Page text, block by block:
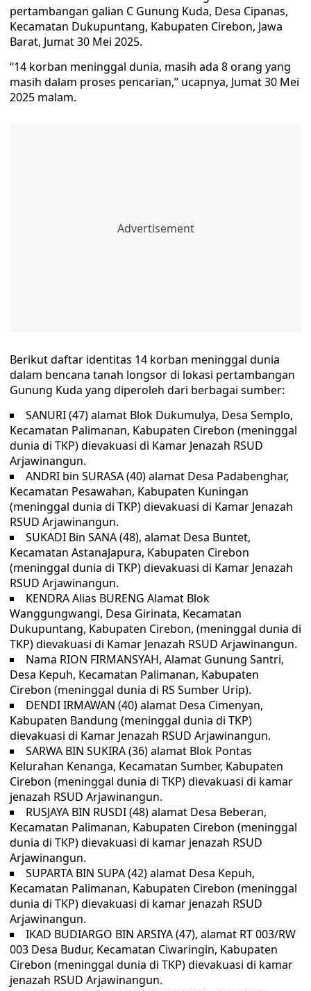
pertambangan galian C Gunung Kuda, Desa Cipanas,
Kecamatan Dukupuntang, Kabupaten Cirebon, Jawa
Barat, Jumat 30 Mei 2025.
“14 korban meninggal dunia, masih ada 8 orang yang
masih dalam proses pencarian,” ucapnya, Jumat 30 Mei
2025 malam.
Berikut daftar identitas 14 korban meninggal dunia
dalam bencana tanah longsor di lokasi pertambangan
Gunung Kuda yang diperoleh dari berbagai sumber:
SANURI (47) alamat Blok Dukumulya, Desa Semplo,
Kecamatan Palimanan, Kabupaten Cirebon (meninggal
dunia di TKP) dievakuasi di Kamar Jenazah RSUD
Arjawinangun.
ANDRI bin SURASA (40) alamat Desa Padabenghar,
Kecamatan Pesawahan, Kabupaten Kuningan
(meninggal dunia di TKP) dievakuasi di Kamar Jenazah
RSUD Arjawinangun.
SUKADI Bin SANA (48), alamat Desa Buntet,
Kecamatan AstanaJapura, Kabupaten Cirebon
(meninggal dunia di TKP) dievakuasi di Kamar Jenazah
RSUD Arjawinangun.
KENDRA Alias BURENG Alamat Blok
Wanggungwangi, Desa Girinata, Kecamatan
Dukupuntang, Kabupaten Cirebon, (meninggal dunia di
TKP) dievakuasi di Kamar Jenazah RSUD Arjawinangun.
Nama RION FIRMANSYAH, Alamat Gunung Santri,
Desa Kepuh, Kecamatan Palimanan, Kabupaten
Cirebon (meninggal dunia di RS Sumber Urip).
DENDI IRMAWAN (40) alamat Desa Cimenyan,
Kabupaten Bandung (meninggal dunia di TKP)
dievakuasi di Kamar Jenazah RSUD Arjawinangun.
SARWA BIN SUKIRA (36) alamat Blok Pontas
Kelurahan Kenanga, Kecamatan Sumber, Kabupaten
Cirebon (meninggal dunia di TKP) dievakuasi di kamar
jenazah RSUD Arjawinangun.
RUSJAYA BIN RUSDI (48) alamat Desa Beberan,
Kecamatan Palimanan, Kabupaten Cirebon (meninggal
dunia di TKP) dievakuasi di kamar jenazah RSUD
Arjawinangun.
SUPARTA BIN SUPA (42) alamat Desa Kepuh,
Kecamatan Palimanan, Kabupaten Cirebon (meninggal
dunia di TKP) dievakuasi di kamar jenazah RSUD
Arjawinangun.
IKAD BUDIARGO BIN ARSIYA (47), alamat RT 003/RW
003 Desa Budur, Kecamatan Ciwaringin, Kabupaten
Cirebon (meninggal dunia di TKP) dievakuasi di kamar
jenazah RSUD Arjawinangun.